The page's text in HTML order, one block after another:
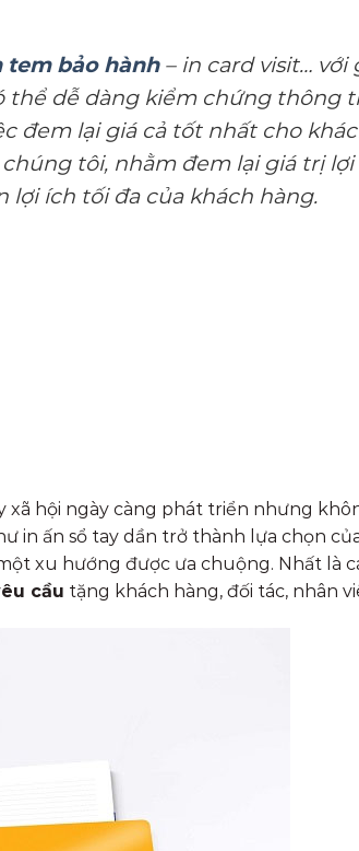
tem bảo hành– in card visit… với
thể dễ dàng kiểm chứng thông
đem lại giá cả tốt nhất cho
tôi, nhằm đem lại giá trị lợi
ích tối đa của khách hàng.
xã hội ngày càng phát triển nhưng
in ấn sổ tay dần trở thành lựa chọn
xu hướng được ưa chuộng. Nhất là
cầu tặng khách hàng, đối tác, nhân